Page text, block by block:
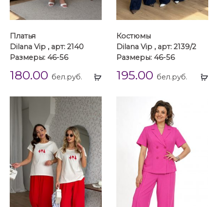
Выбрать
Платья
Dilana Vip , арт: 2140
Размеры: 46-56
180.00 бел.руб.
Костюмы
Dilana Vip , арт: 2139/2
Размеры: 46-56
195.00 бел.руб.